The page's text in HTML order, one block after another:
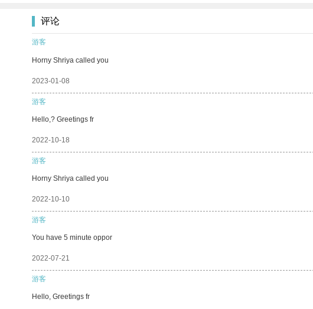
评论
游客
Horny Shriya called you
2023-01-08
游客
Hello,? Greetings fr
2022-10-18
游客
Horny Shriya called you
2022-10-10
游客
You have 5 minute oppor
2022-07-21
游客
Hello, Greetings fr